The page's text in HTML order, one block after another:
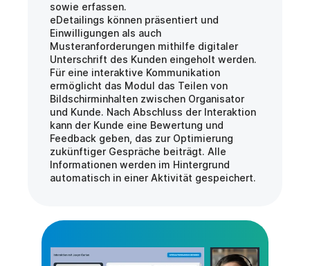
sowie erfassen.
eDetailings können präsentiert und
Einwilligungen als auch
Musteranforderungen mithilfe digitaler
Unterschrift des Kunden eingeholt werden.
Für eine interaktive Kommunikation
ermöglicht das Modul das Teilen von
Bildschirminhalten zwischen Organisator
und Kunde. Nach Abschluss der Interaktion
kann der Kunde eine Bewertung und
Feedback geben, das zur Optimierung
zukünftiger Gespräche beiträgt. Alle
Informationen werden im Hintergrund
automatisch in einer Aktivität gespeichert.